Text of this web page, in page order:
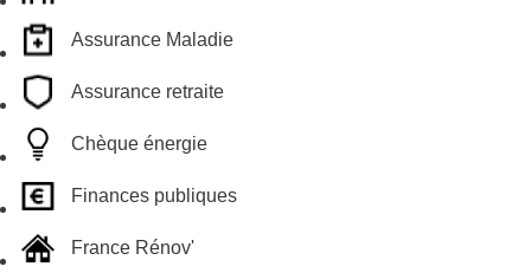
Assurance Maladie
Assurance retraite
Chèque énergie
Finances publiques
France Rénov'